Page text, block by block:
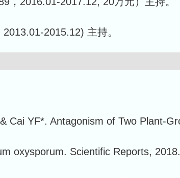
2015.12) 主持。
Cai YF*. Antagonism of Two Plant-
oxysporum. Scientific Reports, 2018.